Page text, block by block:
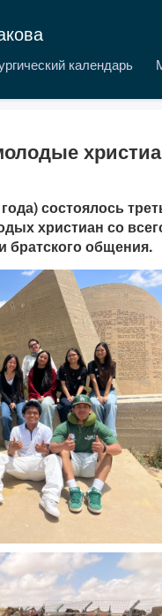
календарь
состоялось
христиан со
братского общения.